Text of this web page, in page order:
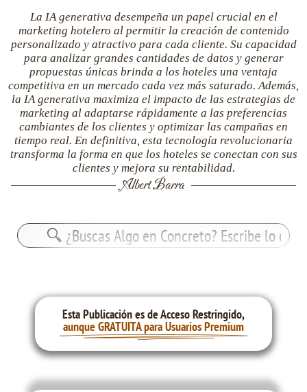
La IA generativa desempeña un papel crucial en el
marketing hotelero al permitir la creación de contenido
personalizado y atractivo para cada cliente. Su capacidad
para analizar grandes cantidades de datos y generar
propuestas únicas brinda a los hoteles una ventaja
competitiva en un mercado cada vez más saturado. Además,
la IA generativa maximiza el impacto de las estrategias de
marketing al adaptarse rápidamente a las preferencias
cambiantes de los clientes y optimizar las campañas en
tiempo real. En definitiva, esta tecnología revolucionaria
transforma la forma en que los hoteles se conectan con sus
clientes y mejora su rentabilidad.
Albert Barra
Buscar:
Esta Publicación es de Acceso Restringido,
aunque GRATUITA para Usuarios Premium